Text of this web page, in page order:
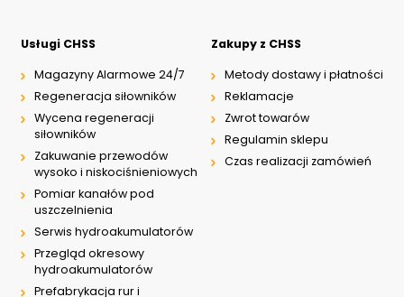
Usługi CHSS
Magazyny Alarmowe 24/7
Regeneracja siłowników
Wycena regeneracji
siłowników
Zakuwanie przewodów
wysoko i niskociśnieniowych
Pomiar kanałów pod
uszczelnienia
Serwis hydroakumulatorów
Przegląd okresowy
hydroakumulatorów
Prefabrykacja rur i
Zakupy z CHSS
Metody dostawy i płatności
Reklamacje
Zwrot towarów
Regulamin sklepu
Czas realizacji zamówień